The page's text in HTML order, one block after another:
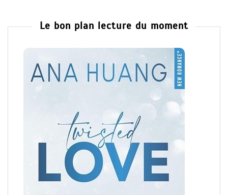
Le bon plan lecture du moment